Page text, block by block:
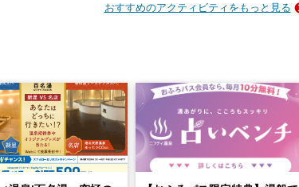
おすすめのアクティビティをもっと見る